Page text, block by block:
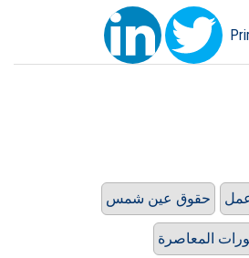
حقوق عين شمس
المعاصرة